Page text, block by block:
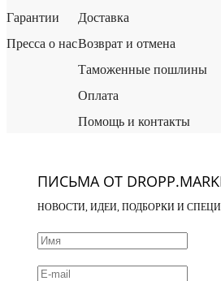
Гарантии
Пресса о нас
Доставка
Возврат и отмена
Таможенные пошлины
Оплата
Помощь и контакты
ПИСЬМА ОТ
НОВОСТИ, ИДЕИ, ПОДБОРКИ И